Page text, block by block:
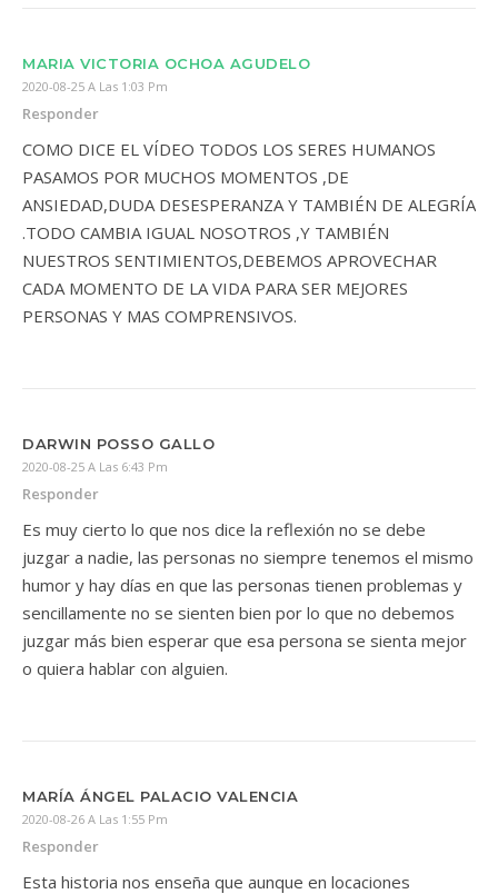
MARIA VICTORIA OCHOA AGUDELO
2020-08-25 A Las 1:03 Pm
Responder
COMO DICE EL VÍDEO TODOS LOS SERES HUMANOS
PASAMOS POR MUCHOS MOMENTOS ,DE
ANSIEDAD,DUDA DESESPERANZA Y TAMBIÉN DE ALEGRÍA
.TODO CAMBIA IGUAL NOSOTROS ,Y TAMBIÉN
NUESTROS SENTIMIENTOS,DEBEMOS APROVECHAR
CADA MOMENTO DE LA VIDA PARA SER MEJORES
PERSONAS Y MAS COMPRENSIVOS.
DARWIN POSSO GALLO
2020-08-25 A Las 6:43 Pm
Responder
Es muy cierto lo que nos dice la reflexión no se debe
juzgar a nadie, las personas no siempre tenemos el mismo
humor y hay días en que las personas tienen problemas y
sencillamente no se sienten bien por lo que no debemos
juzgar más bien esperar que esa persona se sienta mejor
o quiera hablar con alguien.
MARÍA ÁNGEL PALACIO VALENCIA
2020-08-26 A Las 1:55 Pm
Responder
Esta historia nos enseña que aunque en locaciones